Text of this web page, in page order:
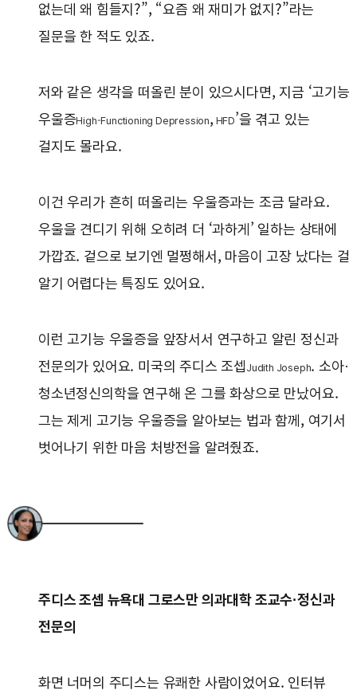
없는데 왜 힘들지?”, “요즘 왜 재미가 없지?”라는
질문을 한 적도 있죠.
저와 같은 생각을 떠올린 분이 있으시다면, 지금 ‘고기능
우울증High-Functioning Depression, HFD’을 겪고 있는
걸지도 몰라요.
이건 우리가 흔히 떠올리는 우울증과는 조금 달라요.
우울을 견디기 위해 오히려 더 ‘과하게’ 일하는 상태에
가깝죠. 겉으로 보기엔 멀쩡해서, 마음이 고장 났다는 걸
알기 어렵다는 특징도 있어요.
이런 고기능 우울증을 앞장서서 연구하고 알린 정신과
전문의가 있어요. 미국의 주디스 조셉 Judith Joseph. 소아·
청소년정신의학을 연구해 온 그를 화상으로 만났어요.
그는 제게 고기능 우울증을 알아보는 법과 함께, 여기서
벗어나기 위한 마음 처방전을 알려줬죠.
주디스 조셉 뉴욕대 그로스만 의과대학 조교수·정신과
전문의
화면 너머의 주디스는 유쾌한 사람이었어요. 인터뷰